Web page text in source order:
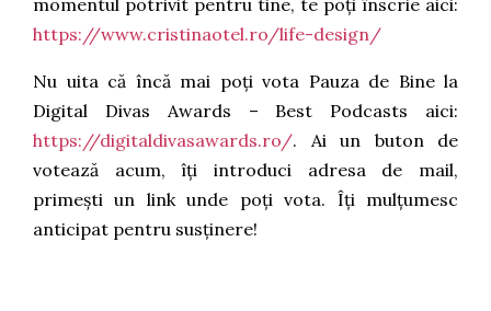
momentul potrivit pentru tine, te poți înscrie aici:
https://www.cristinaotel.ro/life-design/
Nu uita că încă mai poți vota Pauza de Bine la
Digital Divas Awards – Best Podcasts aici:
https://digitaldivasawards.ro/. Ai un buton de
votează acum, îți introduci adresa de mail,
primești un link unde poți vota. Îți mulțumesc
anticipat pentru susținere!